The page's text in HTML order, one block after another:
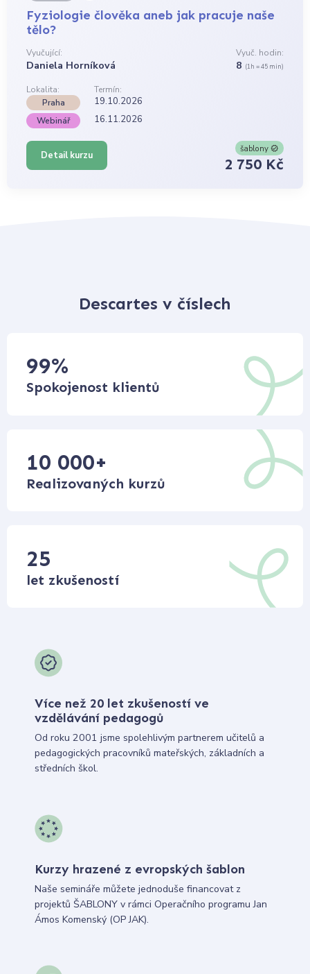
Fyziologie člověka aneb jak pracuje naše
tělo?
Vyučující:
Daniela Horníková
Vyuč. hodin:
8 (1h = 45 min)
Lokalita:
Termín:
Praha
19.10.2026
Webinář 16.11.2026
Detail kurzu
šablony
2 750 Kč
Descartes v číslech
99%
Spokojenost klientů
10 000+
Realizovaných kurzů
25
let zkušeností
Více než 20 let zkušeností ve
vzdělávání pedagogů
Od roku 2001 jsme spolehlivým partnerem učitelů a
pedagogických pracovníků mateřských, základních a
středních škol.
Kurzy hrazené z evropských šablon
Naše semináře můžete jednoduše financovat z
projektů ŠABLONY v rámci Operačního programu Jan
Ámos Komenský (OP JAK).